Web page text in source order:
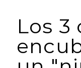
Los